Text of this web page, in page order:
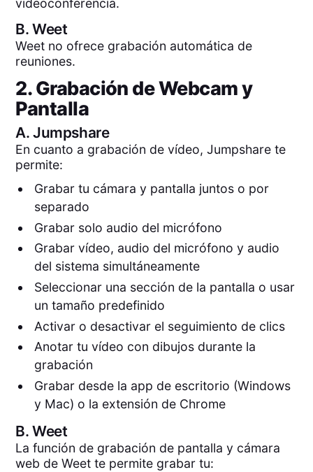
B.Weet
Weet no ofrece grabación automática de
reuniones.
2. Grabación de Webcam y
Pantalla
A.Jumpshare
En cuanto a grabación de vídeo, Jumpshare te
permite:
Grabar tu cámara y pantalla juntos o por
separado
Grabar solo audio del micrófono
Grabar vídeo, audio del micrófono y audio
del sistema simultáneamente
Seleccionar una sección de la pantalla o usar
un tamaño predefinido
Activar o desactivar el seguimiento de clics
Anotar tu vídeo con dibujos durante la
grabación
Grabar desde la app de escritorio (Windows
y Mac) o la extensión de Chrome
B.Weet
La función de grabación de pantalla y cámara
web de Weet te permite grabar tu: